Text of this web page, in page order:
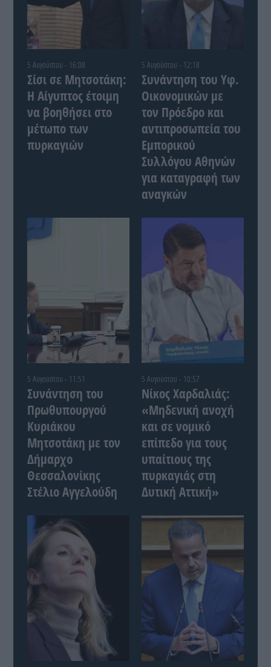
5 Αυγούστου - 16:08
Σίσι σε Μητσοτάκη:
Η Αίγυπτος έτοιμη
να βοηθήσει στο
μέτωπο των
πυρκαγιών
5 Αυγούστου - 12:18
Συνάντηση του Yφ.
Οικονομικών με
τον Πρόεδρο και
αντιπροσωπεία του
Εμπορικού
Συλλόγου Αθηνών
για καταγραφή των
αναγκών
5 Αυγούστου - 11:51
Συνάντηση του
Πρωθυπουργού
Κυριάκου
Μητσοτάκη με τον
Δήμαρχο
Θεσσαλονίκης
Στέλιο Αγγελούδη
5 Αυγούστου - 10:57
Νίκος Χαρδαλιάς:
«Μηδενική ανοχή
και σε νομικό
επίπεδο για τους
υπαίτιους της
πυρκαγιάς στη
Δυτική Αττική»